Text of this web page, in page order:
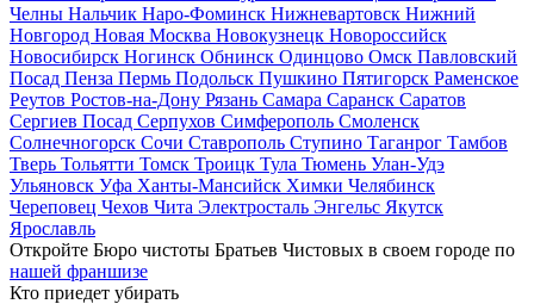
Челны Нальчик Наро-Фоминск Нижневартовск Нижний
Новгород Новая Москва Новокузнецк Новороссийск
Новосибирск Ногинск Обнинск Одинцово Омск Павловский
Посад Пенза Пермь Подольск Пушкино Пятигорск Раменское
Реутов Ростов-на-Дону Рязань Самара Саранск Саратов
Сергиев Посад Серпухов Симферополь Смоленск
Солнечногорск Сочи Ставрополь Ступино Таганрог Тамбов
Тверь Тольятти Томск Троицк Тула Тюмень Улан-Удэ
Ульяновск Уфа Ханты-Мансийск Химки Челябинск
Череповец Чехов Чита Электросталь Энгельс Якутск
Ярославль
Откройте Бюро чистоты Братьев Чистовых в своем городе по
нашей франшизе
Кто приедет убирать